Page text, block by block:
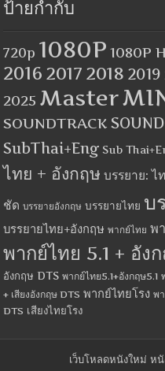
ป้ายกำกับ
720p 1080P 1080P
2016 2017 2018 2019
2025 Master
SOUNDTRACK
SubThai+Eng Sub
ไทย + อังกฤษ บรรยาย:
ชัด บรรยายอังกฤษ บรรยายไทย บ
บรรยายไทย+อังกฤษ พากย์ไทย พ
พากย์ไทย 5.1 + อัง
อังกฤษ DTS พากย์ไทย5.1+อังกฤษ5.1
+ เสียงอังกฤษ DTS พากย์ไทยโรง พ
DTS เสียงไทยโรง
เว็บโหลดหนังใหม่ ห